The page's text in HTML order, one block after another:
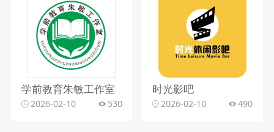
学前教育朱敏工作室
2026-02-10 530
时光影吧
2026-02-10 490